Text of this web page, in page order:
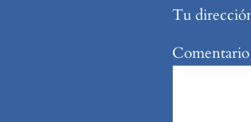
Tu
Comentario